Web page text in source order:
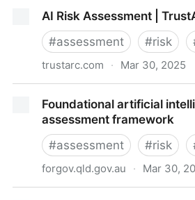
Tech IurisAI Risk Assessment |
#assessment #risk
trustarc.com · Mar 30, 2025
Foundational artificial
assessment framework
#assessment #risk
forgov.qld.gov.au · Mar 30,